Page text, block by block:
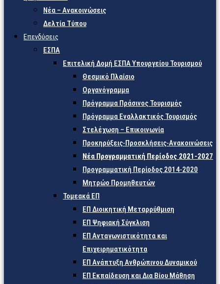
Νέα – Ανακοινώσεις
Δελτία Τύπου
Επενδύσεις
ΕΣΠΑ
Επιτελική Δομή ΕΣΠΑ Υπουργείου Τουρισμού
Θεσμικό Πλαίσιο
Οργανόγραμμα
Πρόγραμμα Πράσινος Τουρισμός
Πρόγραμμα Εναλλακτικός Τουρισμός
Στελέχωση – Επικοινωνία
Προκηρύξεις-Προσκλήσεις-Ανακοινώσεις
Νέα Προγραμματική Περίοδος 2021-2027
Προγραμματική Περίοδος 2014-2020
Μητρώο Προμηθευτών
Τομεακά ΕΠ
ΕΠ Διοικητική Μεταρρύθμιση
ΕΠ Ψηφιακή Σύγκλιση
ΕΠ Ανταγωνιστικότητα και
Επιχειρηματικότητα
ΕΠ Ανάπτυξη Ανθρώπινου Δυναμικού
ΕΠ Εκπαίδευση και Δια Βίου Μάθηση